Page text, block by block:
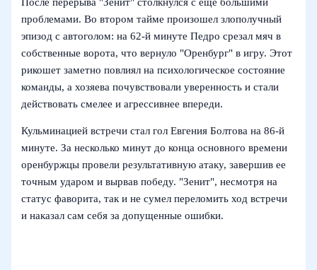
проблемами. Во втором тайме произошел злополучный
эпизод с автоголом: на 62‑й минуте Педро срезал мяч в
собственные ворота, что вернуло "Оренбург" в игру. Этот
рикошет заметно повлиял на психологическое состояние
команды, а хозяева почувствовали уверенность и стали
действовать смелее и агрессивнее впереди.
Кульминацией встречи стал гол Евгения Болтова на 86‑й
минуте. За несколько минут до конца основного времени
оренбуржцы провели результативную атаку, завершив ее
точным ударом и вырвав победу. "Зенит", несмотря на
статус фаворита, так и не сумел переломить ход встречи
и наказал сам себя за допущенные ошибки.